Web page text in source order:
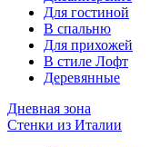
Для гостиной
В спальню
Для прихожей
В стиле Лофт
Деревянные
Дневная зона
Стенки из Италии